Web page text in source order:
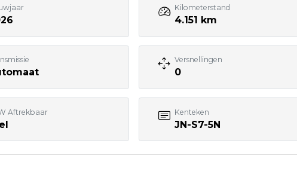
Kilometerstand
4.151 km
Versnellingen
0
Aftrekbaar Kenteken
JN-S7-5N